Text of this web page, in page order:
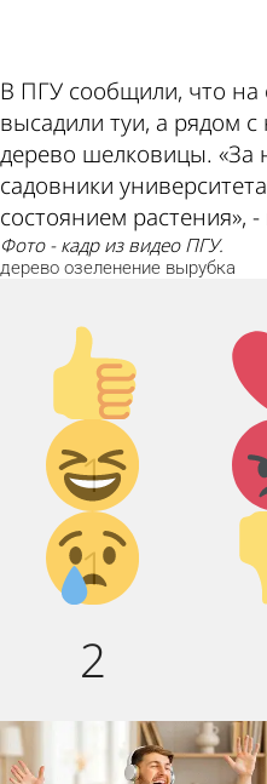
В ПГУ сообщили, что
высадили туи, а рядом
дерево шелковицы. «За
садовники
состоянием растения»,
Фото - кадр из видео ПГУ.
дерево озеленение вырубка
Палец
вверх!
1
Дикий
смех!
1
Грусть :(
2